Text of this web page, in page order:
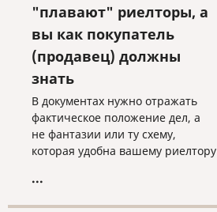
"плавают" риелторы, а
вы как покупатель
(продавец) должны
знать
В документах нужно отражать
фактическое положение дел, а
не фантазии или ту схему,
которая удобна вашему риелтору
...